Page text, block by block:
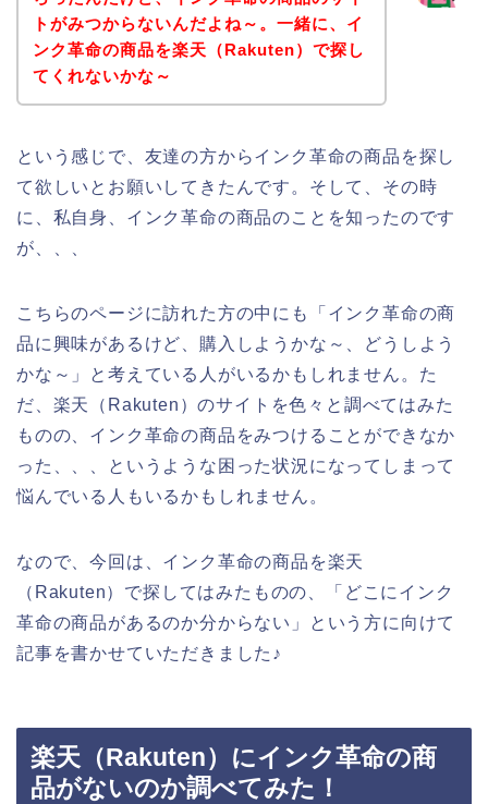
トがみつからないんだよね～。一緒に、イ
ンク革命の商品を楽天（Rakuten）で探し
てくれないかな～
という感じで、友達の方からインク革命の商品を探し
て欲しいとお願いしてきたんです。そして、その時
に、私自身、インク革命の商品のことを知ったのです
が、、、
こちらのページに訪れた方の中にも「インク革命の商
品に興味があるけど、購入しようかな～、どうしよう
かな～」と考えている人がいるかもしれません。た
だ、楽天（Rakuten）のサイトを色々と調べてはみた
ものの、インク革命の商品をみつけることができなか
った、、、というような困った状況になってしまって
悩んでいる人もいるかもしれません。
なので、今回は、インク革命の商品を楽天
（Rakuten）で探してはみたものの、「どこにインク
革命の商品があるのか分からない」という方に向けて
記事を書かせていただきました♪
楽天（Rakuten）にインク革命の商
品がないのか調べてみた！